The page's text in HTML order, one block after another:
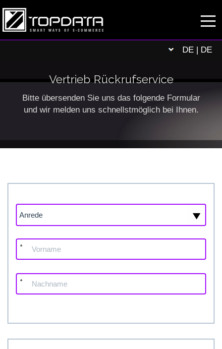
DE | DE
Vertrieb Rückrufservice
Bitte übersenden Sie uns das folgende Formular
und wir melden uns schnellstmöglich bei Ihnen.